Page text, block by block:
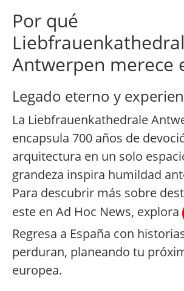
Por qué
Antwerpen merece
Legado eterno y
La Liebfrauenkathedrale
encapsula 700 años de
arquitectura en un solo
grandeza inspira humildad
Para descubrir más sobre
este en Ad Hoc News, explora
Regresa a España con
perduran, planeando tu
europea.